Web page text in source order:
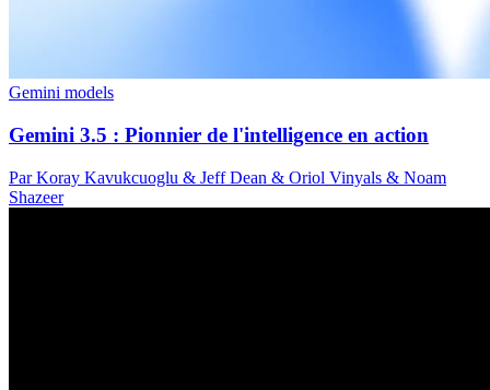
Gemini models
Gemini 3.5 : Pionnier de l'intelligence en action
Par Koray Kavukcuoglu & Jeff Dean & Oriol Vinyals & Noam
Shazeer